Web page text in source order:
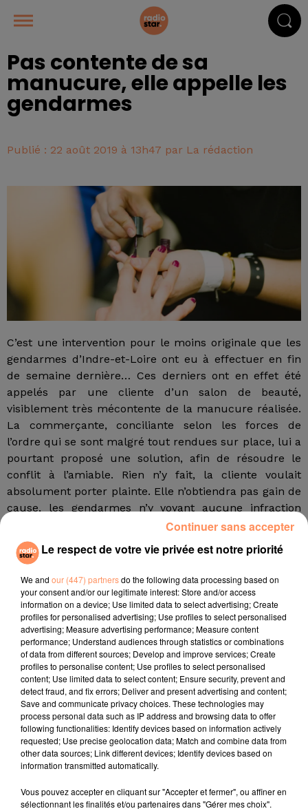
Pas contente de sa
manucure, elle appelle les
gendarmes
Publié : 22 août 2019 à 13h47 par La rédaction
C’est une intervention pour le moins originale que les
gendarmes d’Indre-et-Loire ont eu à effectuer en fin
de semaine dernière… Ces derniers ont en effet été
appelés par une cliente d’un salon de beauté,
visiblement très mécontente de la manucure réalisée.
La commerçante, conciliante selon les forces de
l’ordre qui se sont malgré tout rendues sur place, lui a
pourtant proposé une solution, afin de résoudre le
conflit à l’amiable. Rien n’y fait, la cliente voulait
absolument porter plainte. Elle n’obtiendra pas gain de
cause, les gendarmes n’y voyant aucune infraction
Il y a quelques semaines, c’est une esthéticienne
parisienne qui avait appelé la police, car une cliente
s’offusquait de son épilation du maillot.
fil actus
4 juillet 2022
Radio Star Live avec Dadju
27 juin 2022
Marseille : une application pour mettre en
relation extras et...
27 juin 2022
Le cocholed pour jouer à la pétanque
jusqu'au bout de la nuit !
10 mai 2022
Le respect de votre vie privée est notre priorité
We and our (447) partnersdo the following data processing based on
your consent and/or our legitimate interest: Store and/or access
information on a device; Use limited data to select advertising; Create
profiles for personalised advertising; Use profiles to select personalised
advertising; Measure advertising performance; Measure content
performance; Understand audiences through statistics or combinations
of data from different sources; Develop and improve services; Create
profiles to personalise content; Use profiles to select personalised
content; Use limited data to select content; Ensure security, prevent and
detect fraud, and fix errors; Deliver and present advertising and content;
Save and communicate privacy choices. These technologies may
process personal data such as IP address and browsing data to offer
following functionalities: Identify devices based on information actively
requested; Use precise geolocation data; Match and combine data from
other data sources; Link different devices; Identify devices based on
information transmitted automatically.
Vous pouvez accepter en cliquant sur "Accepter et fermer", ou affiner en
sélectionnant les finalités et/ou partenaires dans "Gérer mes choix".
Continuer sans accepter